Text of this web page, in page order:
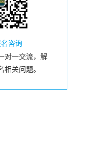
咨询
对一交流，解
相关问题。